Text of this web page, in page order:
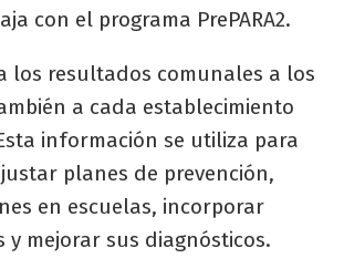
con el programa PrePARA2.
los resultados comunales a los
a cada establecimiento
información se utiliza para
planes de prevención,
en escuelas, incorporar
y mejorar sus diagnósticos.